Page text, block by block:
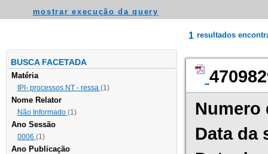
mostrar execução da query
BUSCA FACETADA
Matéria
IPI- processos NT - ressa (1)
Nome Relator
Não Informado (1)
Ano Sessão
0006 (1)
Ano Publicação
1 resultados
Numero
Data da